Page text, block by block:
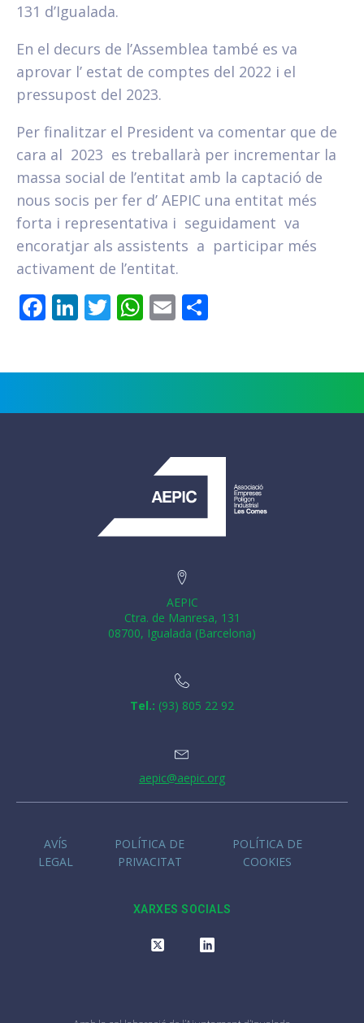
131 d’Igualada.
En el decurs de l’Assemblea també es va
aprovar l’ estat de comptes del 2022 i el
pressupost del 2023.
Per finalitzar el President va comentar que de
cara al 2023 es treballarà per incrementar la
massa social de l’entitat amb la captació de
nous socis per fer d’ AEPIC una entitat més
forta i representativa i seguidament va
encoratjar als assistents a participar més
activament de l’entitat.
Facebook
LinkedIn
Twitter
WhatsApp
Email
AEPIC
Ctra. de Manresa, 131
08700, Igualada (Barcelona)
Tel.: (93) 805 22 92
aepic@aepic.org
AVÍS
LEGAL
POLÍTICA DE
PRIVACITAT
POLÍTICA DE
COOKIES
XARXES SOCIALS